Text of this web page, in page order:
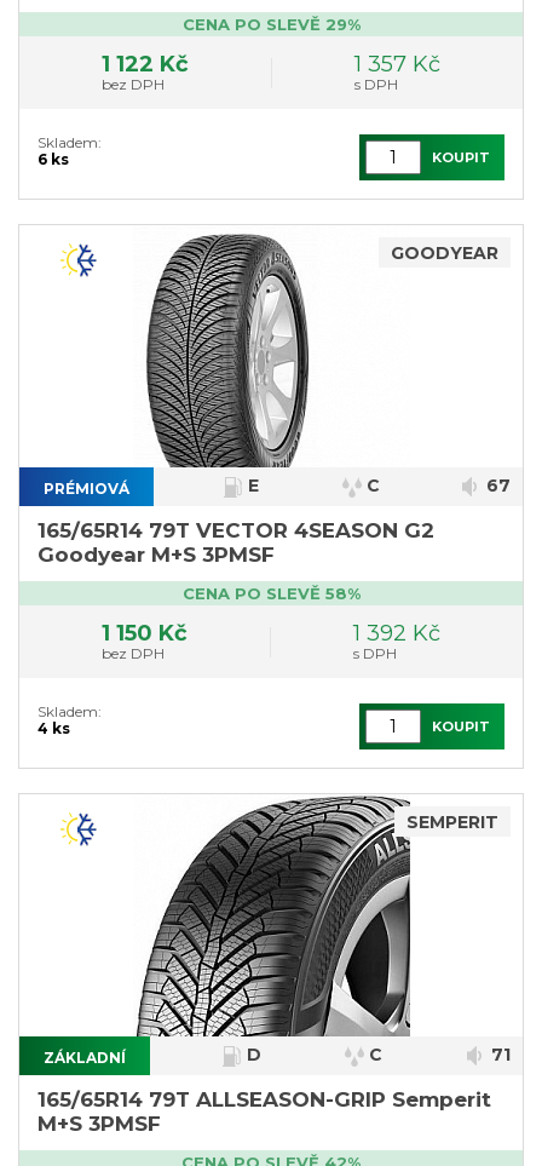
CENA PO SLEVĚ 29%
1 122 Kč
bez DPH
1 357 Kč
s DPH
Skladem:
6 ks
KOUPIT
GOODYEAR
PRÉMIOVÁ E C 67
165/65R14 79T VECTOR 4SEASON G2
Goodyear M+S 3PMSF
CENA PO SLEVĚ 58%
1 150 Kč
bez DPH
1 392 Kč
s DPH
Skladem:
4 ks
KOUPIT
SEMPERIT
ZÁKLADNÍ D C 71
165/65R14 79T ALLSEASON-GRIP Semperit
M+S 3PMSF